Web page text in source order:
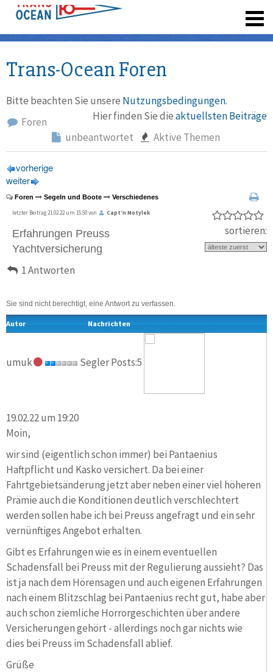
Trans-Ocean Foren
Bitte beachten Sie unsere Nutzungsbedingungen.
Hier finden Sie dieaktuellsten Beiträge
Foren
unbeantwortet
Aktive Themen
vorherige
weiter
Foren Segeln und Boote Verschiedenes
letzter Beitrag 21.02.22 um 15:50 von Capt‘n Motylek
Erfahrungen Preuss
Yachtversicherung
1 Antworten
sortieren:
Sie sind nicht berechtigt, eine Antwort zu verfassen.
Autor Nachrichten
umuk Segler Posts:5
19.02.22 um 19:20
Moin,
wir sind (eigentlich schon immer) bei Pantaenius
Haftpflicht und Kasko versichert. Da bei einer
Fahrtgebietsänderung jetzt aber neben einer viel höheren
Prämie auch die Konditionen deutlich verschlechtert
werden sollen habe ich bei Preuss angefragt und ein sehr
vernünftiges Angebot erhalten.
Gibt es Erfahrungen wie es in einem eventuellen
Schadensfall bei Preuss mit der Regulierung aussieht? Das
ist ja nach dem Hörensagen und auch eigenen Erfahrungen
nach einem Blitzschlag bei Pantaenius recht gut, habe aber
auch schon ziemliche Horrorgeschichten über andere
Versicherungen gehört - allerdings noch gar nichts wie
dies bei Preuss im Schadensfall ablief.
Grüße